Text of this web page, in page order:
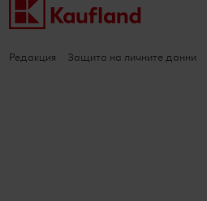
Редакция Защита на личните данни